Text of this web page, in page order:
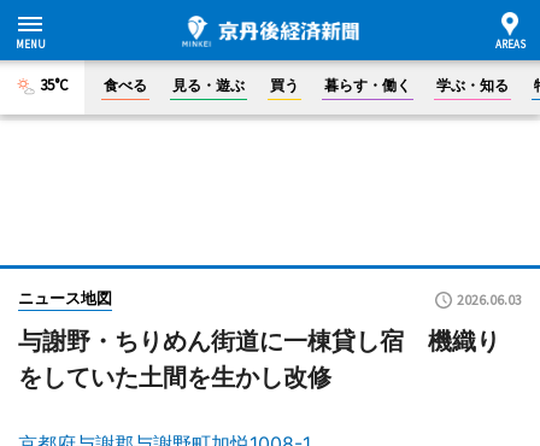
35°C 食べる 見る・遊ぶ 買う 暮らす・働く 学ぶ・知る
ニュース地図 2026.06.03
与謝野・ちりめん街道に一棟貸し宿 機織り
をしていた土間を生かし改修